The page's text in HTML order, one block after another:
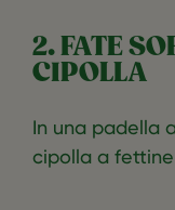
2. FATE
CIPOLLA
In una padella
cipolla a fettine